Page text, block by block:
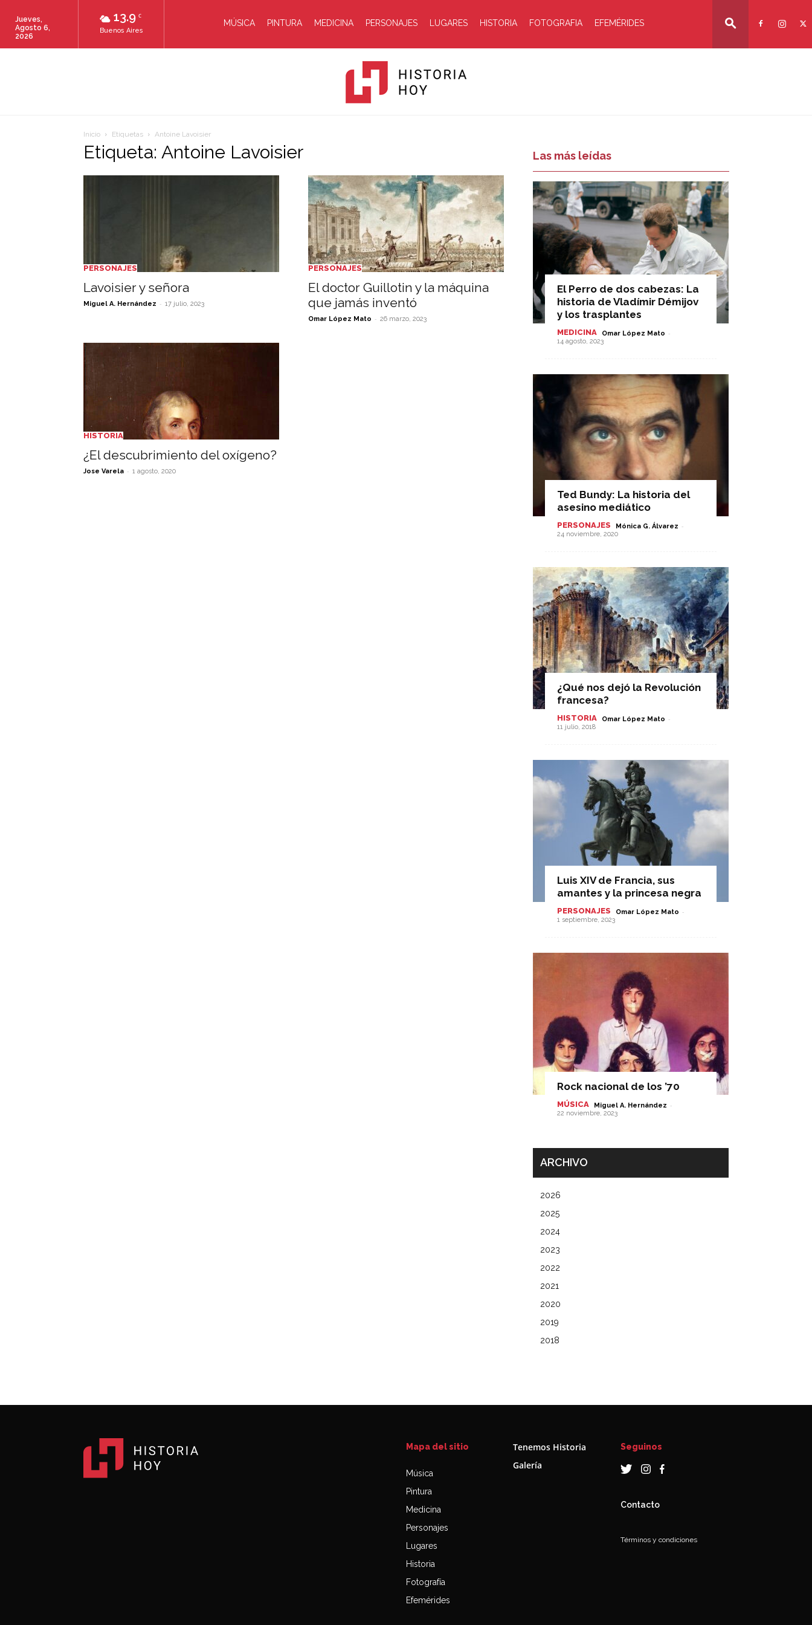
13.9 C
Buenos Aires
Jueves,
Agosto 6,
2026
MÚSICA PINTURA MEDICINA PERSONAJES LUGARES HISTORIA FOTOGRAFIA EFEMÉRIDES
Hoy
Inicio Etiquetas Antoine Lavoisier
Etiqueta: Antoine Lavoisier
PERSONAJES
Lavoisier y señora
Miguel A. Hernández - 17 julio, 2023
PERSONAJES
El doctor Guillotin y la máquina
que jamás inventó
Omar López Mato - 26 marzo, 2023
HISTORIA
¿El descubrimiento del oxígeno?
Jose Varela - 1 agosto, 2020
Las más leídas
El Perro de dos cabezas: La
historia de Vladímir Démijov
y los trasplantes
MEDICINA Omar López Mato -
14 agosto, 2023
Ted Bundy: La historia del
asesino mediático
PERSONAJES Mónica G. Álvarez -
24 noviembre, 2020
¿Qué nos dejó la Revolución
francesa?
HISTORIA Omar López Mato -
11 julio, 2018
Luis XIV de Francia, sus
amantes y la princesa negra
PERSONAJES Omar López Mato -
1 septiembre, 2023
Rock nacional de los ’70
MÚSICA Miguel A. Hernández -
22 noviembre, 2023
ARCHIVO
2026
2025
2024
2023
2022
2021
2020
2019
2018
Mapa del sitio
Música
Pintura
Medicina
Personajes
Lugares
Historia
Fotografía
Efemérides
Tenemos Historia
Galería
Seguinos
Contacto
Términos y condiciones